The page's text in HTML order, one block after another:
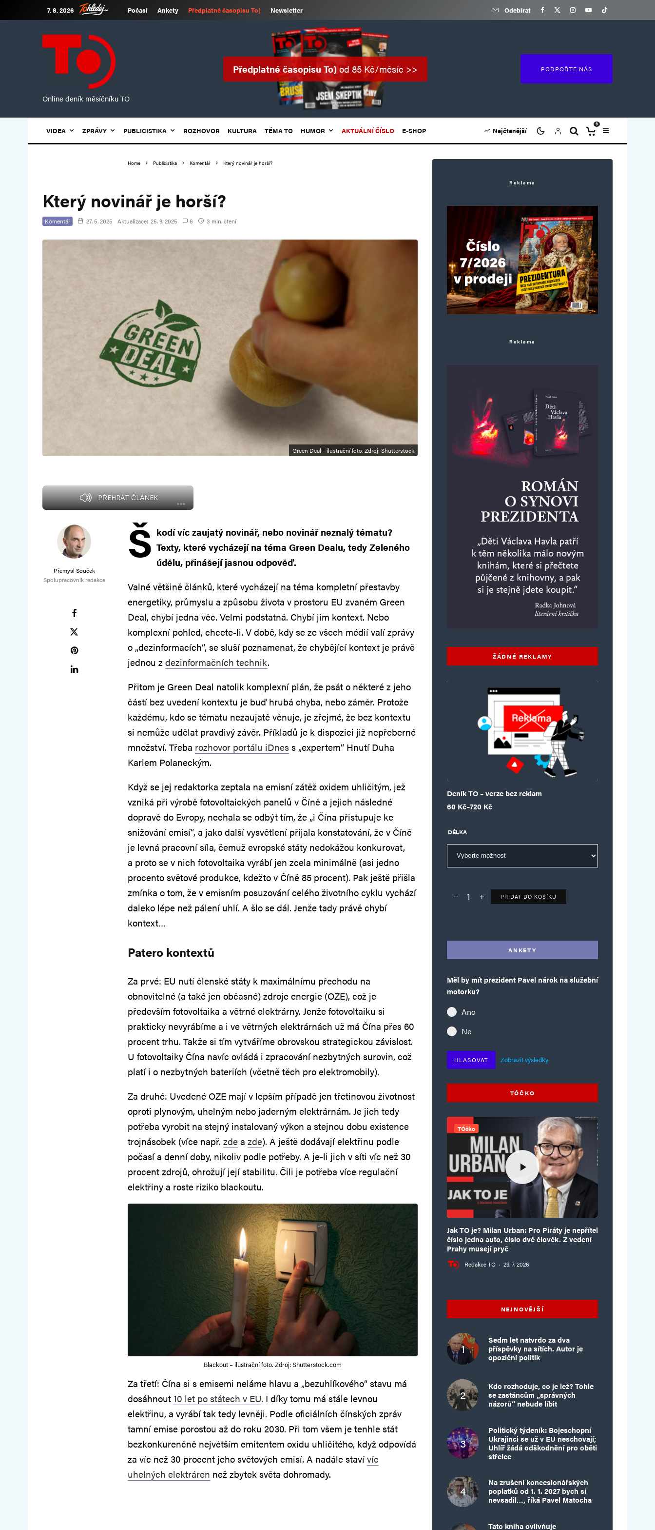
7. 8. 2026 Počasí Ankety Předplatné časopisu To) Newsletter Odebírat
Online deník měsíčníku TO
Předplatné časopisu To)od 85 Kč/měsíc >> PODPOŘTE NÁS
VIDEA ZPRÁVY PUBLICISTIKA ROZHOVOR KULTURA TÉMA TO HUMOR AKTUÁLNÍ ČÍSLO E-SHOP Nejčtenější
0
Home Publicistika Komentář Který novinář je horší?
Který novinář je horší?
Komentář 27. 5. 2025 Aktualizace: 25. 9. 2025 6 3 min. čtení
Green Deal - ilustrační foto. Zdroj: Shutterstock
PŘEHRÁT ČLÁNEK
Přemysl Souček
Spolupracovník redakce
Š kodí víc zaujatý novinář, nebo novinář neznalý tématu?
Texty, které vycházejí na téma Green Dealu, tedy Zeleného
údělu, přinášejí jasnou odpověď.
Valné většině článků, které vycházejí na téma kompletní přestavby
energetiky, průmyslu a způsobu života v prostoru EU zvaném Green
Deal, chybí jedna věc. Velmi podstatná. Chybí jim kontext. Nebo
komplexní pohled, chcete-li. V době, kdy se ze všech médií valí zprávy
o „dezinformacích“, se sluší poznamenat, že chybějící kontext je právě
jednou zdezinformačních technik.
Přitom je Green Deal natolik komplexní plán, že psát o některé z jeho
částí bez uvedení kontextu je buď hrubá chyba, nebo záměr. Protože
každému, kdo se tématu nezaujatě věnuje, je zřejmé, že bez kontextu
si nemůže udělat pravdivý závěr. Příkladů je k dispozici již nepřeberné
množství. Třeba rozhovor portálu iDness „expertem“ Hnutí Duha
Karlem Polaneckým.
Když se jej redaktorka zeptala na emisní zátěž oxidem uhličitým, jež
vzniká při výrobě fotovoltaických panelů v Číně a jejich následné
dopravě do Evropy, nechala se odbýt tím, že „i Čína přistupuje ke
snižování emisí“, a jako další vysvětlení přijala konstatování, že v Číně
je levná pracovní síla, čemuž evropské státy nedokážou konkurovat,
a proto se v nich fotovoltaika vyrábí jen zcela minimálně (asi jedno
procento světové produkce, kdežto v Číně 85 procent). Pak ještě přišla
zmínka o tom, že v emisním posuzování celého životního cyklu vychází
daleko lépe než pálení uhlí. A šlo se dál. Jenže tady právě chybí
kontext…
Patero kontextů
Za prvé: EU nutí členské státy k maximálnímu přechodu na
obnovitelné (a také jen občasné) zdroje energie (OZE), což je
především fotovoltaika a větrné elektrárny. Jenže fotovoltaiku si
prakticky nevyrábíme a i ve větrných elektrárnách už má Čína přes 60
procent trhu. Takže si tím vytváříme obrovskou strategickou závislost.
U fotovoltaiky Čína navíc ovládá i zpracování nezbytných surovin, což
platí i o nezbytných bateriích (včetně těch pro elektromobily).
Za druhé: Uvedené OZE mají v lepším případě jen třetinovou životnost
oproti plynovým, uhelným nebo jaderným elektrárnám. Je jich tedy
potřeba vyrobit na stejný instalovaný výkon a stejnou dobu existence
trojnásobek (více např. zdea zde). A ještě dodávají elektřinu podle
počasí a denní doby, nikoliv podle potřeby. A je-li jich v síti víc než 30
procent zdrojů, ohrožují její stabilitu. Čili je potřeba více regulační
elektřiny a roste riziko blackoutu.
Blackout – ilustrační foto. Zdroj: Shutterstock.com
Za třetí: Čína si s emisemi neláme hlavu a „bezuhlíkového“ stavu má
dosáhnout10 let po státech v EU. I díky tomu má stále levnou
elektřinu, a vyrábí tak tedy levněji. Podle oficiálních čínských zpráv
tamní emise porostou až do roku 2030. Při tom všem je tenhle stát
bezkonkurenčně největším emitentem oxidu uhličitého, když odpovídá
za víc než 30 procent jeho světových emisí. A nadále stavívíc
uhelných elektráren než zbytek světa dohromady.
Reklama
Reklama
ŽÁDNÉ REKLAMY
Deník TO – verze bez reklam
60 Kč–720 Kč
Rozpětí cen: 60 Kč až 720 Kč
DÉLKA
Deník TO – verze bez reklam množství
PŘIDAT DO KOŠÍKU
ANKETY
Měl by mít prezident Pavel nárok na služební
motorku?
Ano
Ne
HLASOVAT Zobrazit výsledky
TÓČKO
TÓčko
Jak TO je? Milan Urban: Pro Piráty je nepřítel
číslo jedna auto, číslo dvě člověk. Z vedení
Prahy musejí pryč
Redakce TO · 29. 7. 2026
NEJNOVĚJŠÍ
Sedm let natvrdo za dva
příspěvky na sítích. Autor je
opoziční politik
Kdo rozhoduje, co je lež? Tohle
se zastáncům „správných
názorů“ nebude líbit
Politický týdeník: Bojeschopní
Ukrajinci se už v EU neschovají;
Uhlíř žádá odškodnění pro oběti
střelce
Na zrušení koncesionářských
poplatků od 1. 1. 2027 bych si
nevsadil…, říká Pavel Matocha
Tato kniha ovlivňuje